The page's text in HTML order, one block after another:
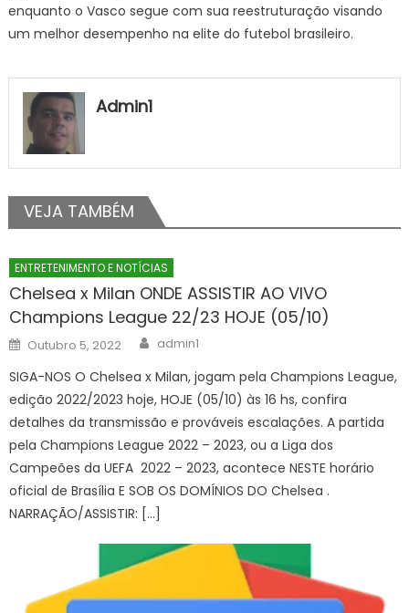
enquanto o Vasco segue com sua reestruturação visando
um melhor desempenho na elite do futebol brasileiro.
Admin1
VEJA TAMBÉM
ENTRETENIMENTO E NOTÍCIAS
Chelsea x Milan ONDE ASSISTIR AO VIVO
Champions League 22/23 HOJE (05/10)
Posted
on
Outubro 5, 2022 Author
admin1
SIGA-NOS O Chelsea x Milan, jogam pela Champions League,
edição 2022/2023 hoje, HOJE (05/10) às 16 hs, confira
detalhes da transmissão e prováveis escalações. A partida
pela Champions League 2022 – 2023, ou a Liga dos
Campeões da UEFA 2022 – 2023, acontece NESTE horário
oficial de Brasília E SOB OS DOMÍNIOS DO Chelsea .
NARRAÇÃO/ASSISTIR: […]